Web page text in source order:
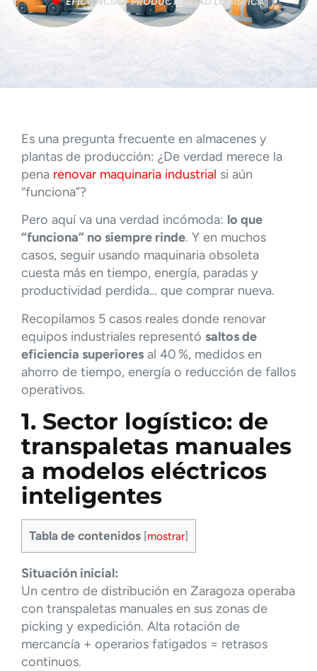
Es una pregunta frecuente en almacenes y
plantas de producción: ¿De verdad merece la
pena renovar maquinaria industrial si aún
“funciona”?
Pero aquí va una verdad incómoda: lo que
“funciona” no siempre rinde. Y en muchos
casos, seguir usando maquinaria obsoleta
cuesta más en tiempo, energía, paradas y
productividad perdida… que comprar nueva.
Recopilamos 5 casos reales donde renovar
equipos industriales representó saltos de
eficiencia superiores al 40 %, medidos en
ahorro de tiempo, energía o reducción de fallos
operativos.
1. Sector logístico: de
transpaletas manuales
a modelos eléctricos
inteligentes
Tabla de contenidos [mostrar]
Situación inicial:
Un centro de distribución en Zaragoza operaba
con transpaletas manuales en sus zonas de
picking y expedición. Alta rotación de
mercancía + operarios fatigados = retrasos
continuos.